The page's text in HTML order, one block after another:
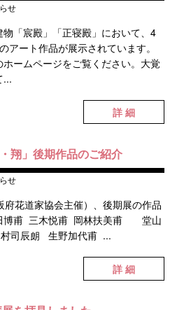
せ
「宸殿」「正寝殿」において、4
アート作品が展示されています。
ームページをご覧ください。大覚
...
詳 細
翔」後期作品のご紹介
せ
花道家協会主催）、後期展の作品
博甫 三木悦甫 岡林扶美甫 堂山
司辰朗 生野加代甫 ...
詳 細